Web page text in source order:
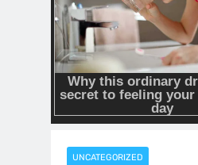
UNCATEGORIZED